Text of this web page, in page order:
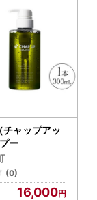
チャップアッ
ー
(0)
16,000